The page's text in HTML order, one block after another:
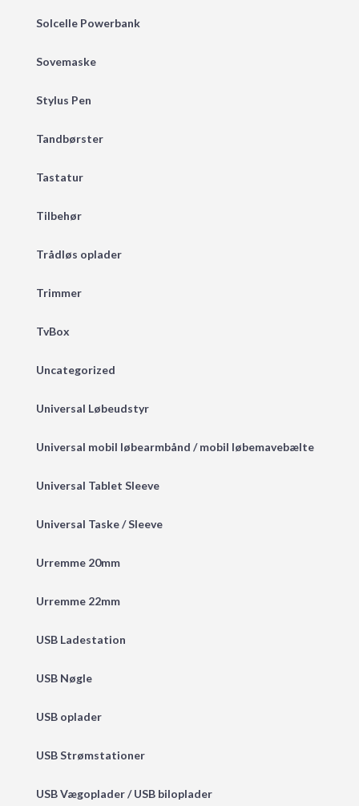
Solcelle Powerbank
Sovemaske
Stylus Pen
Tandbørster
Tastatur
Tilbehør
Trådløs oplader
Trimmer
TvBox
Uncategorized
Universal Løbeudstyr
Universal mobil løbearmbånd / mobil løbemavebælte
Universal Tablet Sleeve
Universal Taske / Sleeve
Urremme 20mm
Urremme 22mm
USB Ladestation
USB Nøgle
USB oplader
USB Strømstationer
USB Vægoplader / USB biloplader